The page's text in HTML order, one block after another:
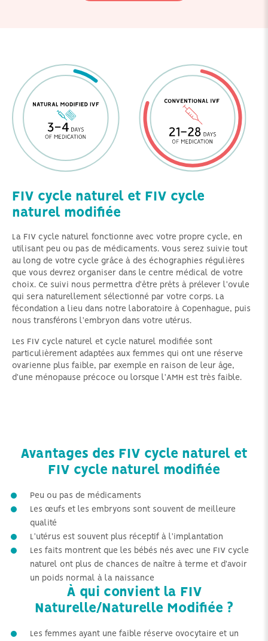
FIV cycle naturel et FIV cycle
naturel modifiée
La FIV cycle naturel fonctionne avec votre propre cycle, en
utilisant peu ou pas de médicaments. Vous serez suivie tout
au long de votre cycle grâce à des échographies régulières
que vous devrez organiser dans le centre médical de votre
choix. Ce suivi nous permettra d'être prêts à prélever l'ovule
qui sera naturellement sélectionné par votre corps. La
fécondation a lieu dans notre laboratoire à Copenhague, puis
nous transférons l'embryon dans votre utérus.
Les FIV cycle naturel et cycle naturel modifiée sont
particulièrement adaptées aux femmes qui ont une réserve
ovarienne plus faible, par exemple en raison de leur âge,
d'une ménopause précoce ou lorsque l'AMH est très faible.
Avantages des FIV cycle naturel et
FIV cycle naturel modifiée
Peu ou pas de médicaments
Les œufs et les embryons sont souvent de meilleure
qualité
L'utérus est souvent plus réceptif à l'implantation
Les faits montrent que les bébés nés avec une FIV cycle
naturel ont plus de chances de naître à terme et d'avoir
un poids normal à la naissance
À qui convient la FIV
Naturelle/Naturelle Modifiée ?
Les femmes ayant une faible réserve ovocytaire et un